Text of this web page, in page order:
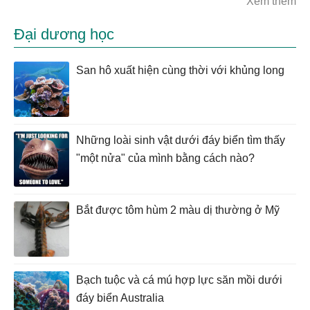
Đại dương học
San hô xuất hiện cùng thời với khủng long
Những loài sinh vật dưới đáy biển tìm thấy
"một nửa" của mình bằng cách nào?
Bắt được tôm hùm 2 màu dị thường ở Mỹ
Bạch tuộc và cá mú hợp lực săn mồi dưới
đáy biển Australia